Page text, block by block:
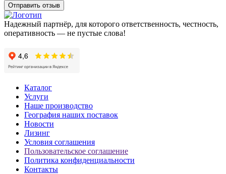
Отправить отзыв
Надежный партнёр, для которого ответственность, честность,
оперативность — не пустые слова!
Каталог
Услуги
Наше производство
География наших поставок
Новости
Лизинг
Условия соглашения
Пользовательское соглашение
Политика конфиденциальности
Контакты